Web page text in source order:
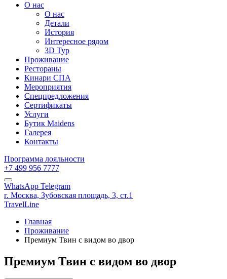
О нас
О нас
Детали
История
Интересное рядом
3D Тур
Проживание
Рестораны
Кинари СПА
Мероприятия
Спецпредложения
Сертификаты
Услуги
Бутик Maidens
Галерея
Контакты
Программа лояльности
+7 499 956 7777
WhatsApp Telegram
г. Москва, Зубовская площадь, 3, ст.1
TravelLine
Главная
Проживание
Премиум Твин с видом во двор
Премиум Твин с видом во двор